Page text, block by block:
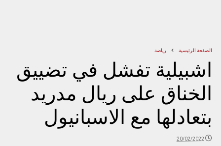
الصفحة الرئيسية رياضة
اشبيلية تفشل في تضييق
الخناق على ريال مدريد
بتعادلها مع الاسبانيول
20/02/2022